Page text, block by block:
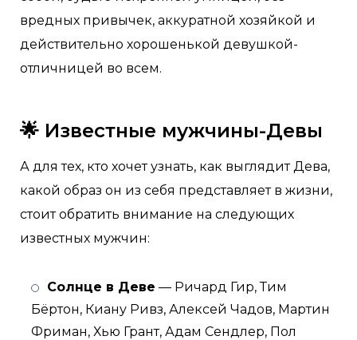
вредных привычек, аккуратной хозяйкой и
действительно хорошенькой девушкой-
отличницей во всем.
🌟 Известные мужчины-Девы
А для тех, кто хочет узнать, как выглядит Дева,
какой образ он из себя представляет в жизни,
стоит обратить внимание на следующих
известных мужчин:
Солнце в Деве — Ричард Гир, Тим
Бёртон, Киану Ривз, Алексей Чадов, Мартин
Фриман, Хью Грант, Адам Сендлер, Пол